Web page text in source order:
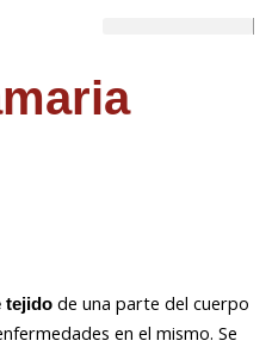
tejido de una parte del cuerpo
en el mismo. Se